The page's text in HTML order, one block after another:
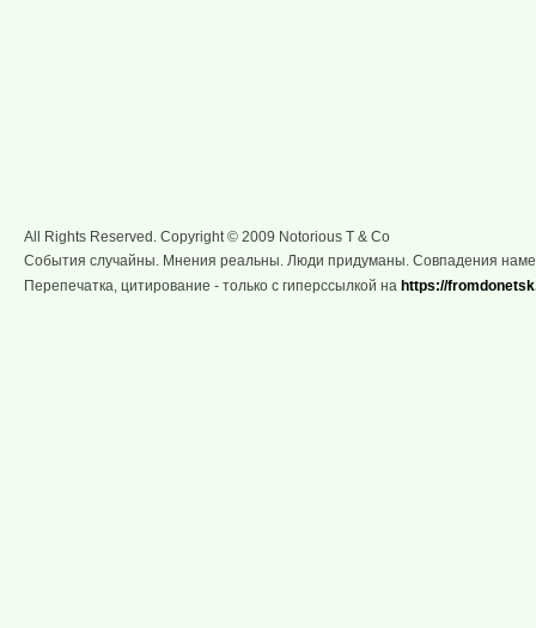
All Rights Reserved. Copyright © 2009 Notorious T & Co
События случайны. Мнения реальны. Люди придуманы. Совпадения
Перепечатка, цитирование - только с гиперссылкой на https://